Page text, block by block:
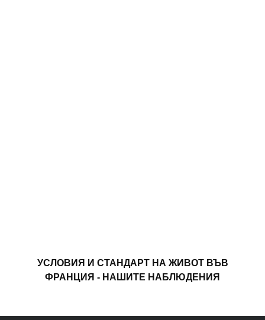
УСЛОВИЯ И СТАНДАРТ НА ЖИВОТ ВЪВ
ФРАНЦИЯ - НАШИТЕ НАБЛЮДЕНИЯ